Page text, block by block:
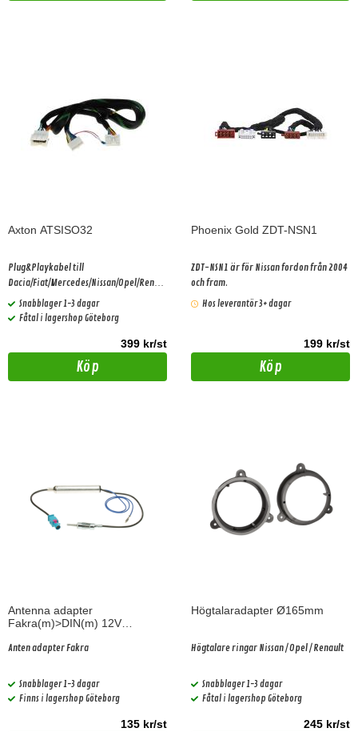
Axton ATSISO32
Plug&Playkabel till
Dacia/Fiat/Mercedes/Nissan/Opel/Renaul
t. Passar alla Axton DSP förstärkare.
Gäller bilar med basic ljudpaket!
Snabblager 1-3 dagar
Fåtal i lagershop Göteborg
399 kr/st
Köp
Phoenix Gold ZDT-NSN1
ZDT-NSN1 är för Nissan fordon från 2004
och fram.
Hos leverantör 3+ dagar
199 kr/st
Köp
Antenna adapter
Fakra(m)>DIN(m) 12V
Anten adapter Fakra
Snabblager 1-3 dagar
Finns i lagershop Göteborg
135 kr/st
Högtalaradapter Ø165mm
Högtalare ringar Nissan / Opel / Renault
Snabblager 1-3 dagar
Fåtal i lagershop Göteborg
245 kr/st